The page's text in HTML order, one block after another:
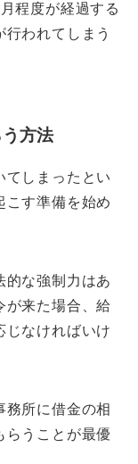
程度が経過する
われてしまう
方法
てしまったとい
こす準備を始め
的な強制力はあ
が来た場合、給
じなければいけ
務所に借金の相
らうことが最優